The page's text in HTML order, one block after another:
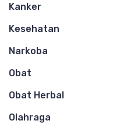
Kanker
Kesehatan
Narkoba
Obat
Obat Herbal
Olahraga